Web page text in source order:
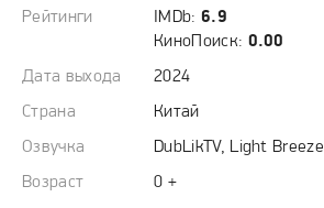
Рейтинги IMDb: 6.9
КиноПоиск: 0.00
Дата выхода
2024
Страна
Китай
Озвучка
DubLikTV, Light Breeze
Возраст
0 +